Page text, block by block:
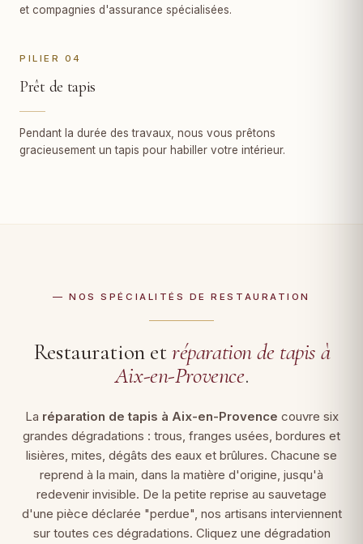
et compagnies d'assurance spécialisées.
PILIER 04
Prêt de tapis
Pendant la durée des travaux, nous vous prêtons
gracieusement un tapis pour habiller votre intérieur.
— NOS SPÉCIALITÉS DE RESTAURATION
Restauration etréparation de tapis à
Aix-en-Provence.
La réparation de tapis à Aix-en-Provence couvre six
grandes dégradations : trous, franges usées, bordures et
lisières, mites, dégâts des eaux et brûlures. Chacune se
reprend à la main, dans la matière d'origine, jusqu'à
redevenir invisible. De la petite reprise au sauvetage
d'une pièce déclarée "perdue", nos artisans interviennent
sur toutes ces dégradations. Cliquez une dégradation